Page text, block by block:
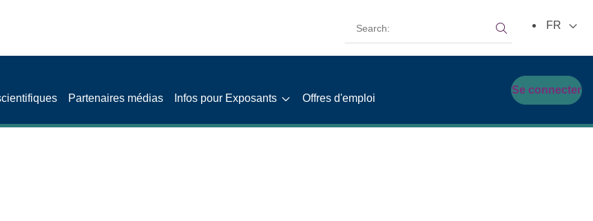
Partenaires médias Infos pour Exposants Offres d'emploi
Se connecter
Search:
FR